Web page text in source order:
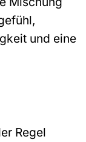
und eine
Regel